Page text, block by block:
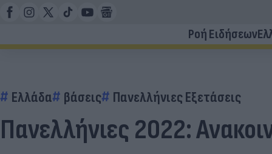
Ροή Ειδήσεων
Ελλάδα βάσεις Πανελλήνιες Εξετάσεις
Πανελλήνιες 2022: